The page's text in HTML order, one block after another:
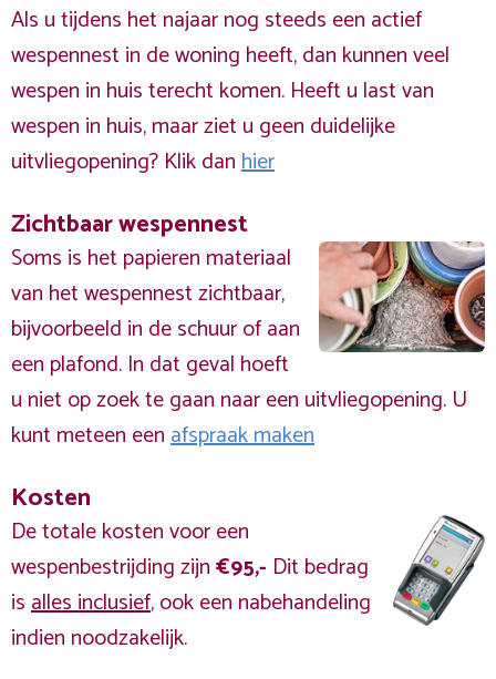
Als u tijdens het najaar nog steeds een actief
wespennest in de woning heeft, dan kunnen veel
wespen in huis terecht komen. Heeft u last van
wespen in huis, maar ziet u geen duidelijke
uitvliegopening? Klik danhier
Zichtbaar wespennest
Soms is het papieren materiaal
van het wespennest zichtbaar,
bijvoorbeeld in de schuur of aan
een plafond. In dat geval hoeft
u niet op zoek te gaan naar een uitvliegopening. U
kunt meteen eenafspraak maken
Kosten
De totale kosten voor een
wespenbestrijding zijn€95,- Dit bedrag
isalles inclusief, ook een nabehandeling
indien noodzakelijk.